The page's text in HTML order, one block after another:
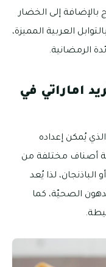
إلى الخضار
العربية المميزة،
الرمضانية.
اماراتي في
يُمكن إعداده
أصناف مختلفة من
لذا يُعد
الصحيّة، كما